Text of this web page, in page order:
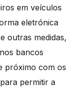
em veículos
eletrónica
outras medidas,
bancos
próximo com os
permitir a